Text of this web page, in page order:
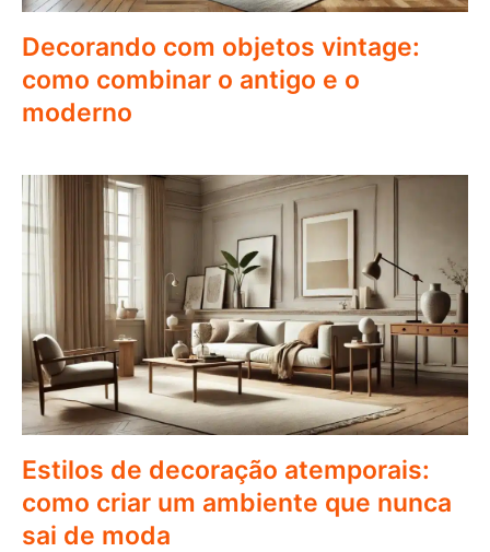
Decorando com objetos vintage:
como combinar o antigo e o
moderno
Estilos de decoração atemporais:
como criar um ambiente que nunca
sai de moda